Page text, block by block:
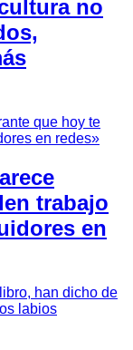
no
trabajo
en